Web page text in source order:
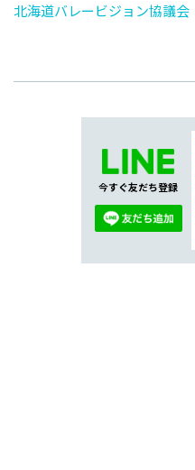
北海道バレービジョン協議会
今すぐ友だち登録